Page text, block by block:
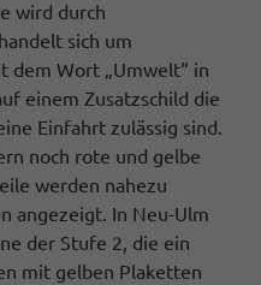
wird durch
sich um
dem Wort „Umwelt“ in
einem Zusatzschild die
Einfahrt zulässig sind.
noch rote und gelbe
werden nahezu
angezeigt. In Neu-Ulm
der Stufe 2, die ein
mit gelben Plaketten